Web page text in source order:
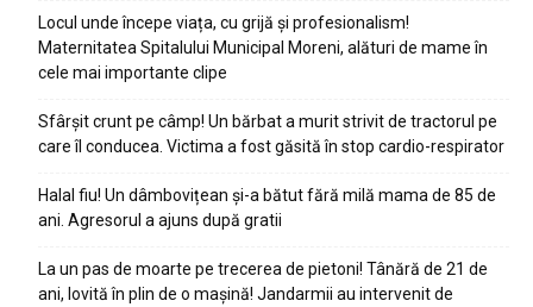
Locul unde începe viața, cu grijă și profesionalism!
Maternitatea Spitalului Municipal Moreni, alături de mame în
cele mai importante clipe
Sfârșit crunt pe câmp! Un bărbat a murit strivit de tractorul pe
care îl conducea. Victima a fost găsită în stop cardio-respirator
Halal fiu! Un dâmbovițean și-a bătut fără milă mama de 85 de
ani. Agresorul a ajuns după gratii
La un pas de moarte pe trecerea de pietoni! Tânără de 21 de
ani, lovită în plin de o mașină! Jandarmii au intervenit de